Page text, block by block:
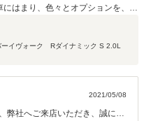
はまり、色々とオプションを、つ
、保証をつけておいてよかったと
イヴォーク Rダイナミック S 2.0L
2021/05/08
弊社へご来店いただき、誠にあ